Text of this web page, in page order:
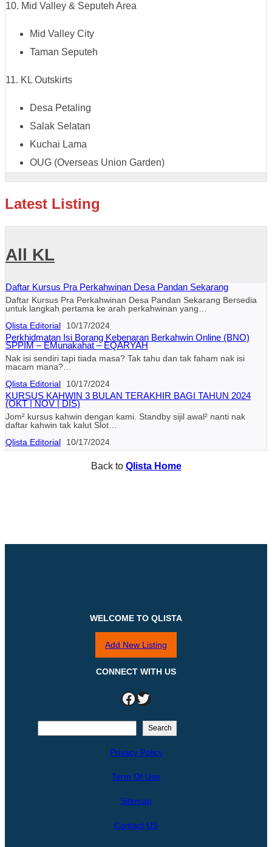
10. Mid Valley & Seputeh Area
Mid Valley City
Taman Seputeh
11. KL Outskirts
Desa Petaling
Salak Selatan
Kuchai Lama
OUG (Overseas Union Garden)
Latest Listing
All KL
Daftar Kursus Pra Perkahwinan Desa Pandan Sekarang
Daftar Kursus Pra Perkahwinan Desa Pandan Sekarang Bersedia
untuk langkah pertama ke arah perkahwinan yang…
Qlista Editorial
10/17/2024
Perkhidmatan Isi Borang Kebenaran Berkahwin Online (BNO)
SPPIM – EMunakahat – EQARYAH
Nak isi sendiri tapi tiada masa? Tak tahu dan tak faham nak isi
macam mana?…
Qlista Editorial
10/17/2024
KURSUS KAHWIN 3 BULAN TERAKHIR BAGI TAHUN 2024
(OKT | NOV | DIS)
Jom² kursus kahwin dengan kami. Standby sijil awal² nanti nak
daftar kahwin tak kalut Slot…
Qlista Editorial
10/17/2024
Back to Qlista Home
WELCOME TO QLISTA
Add New Listing
CONNECT WITH US
Facebook Twitter
Search
Privacy Policy
Term Of Use
Sitemap
Contact US